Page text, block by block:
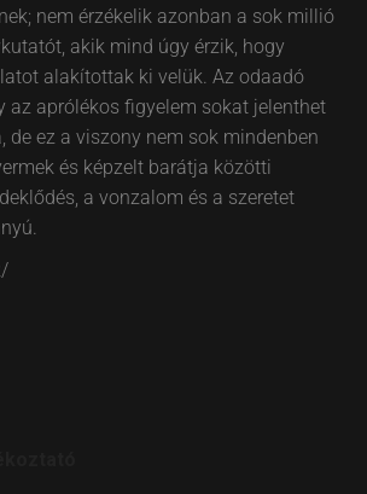
nem érzékelik azonban a sok millió
akik mind úgy érzik, hogy
alakítottak ki velük. Az odaadó
az aprólékos figyelem sokat jelenthet
de ez a viszony nem sok mindenben
és képzelt barátja közötti
a vonzalom és a szeretet